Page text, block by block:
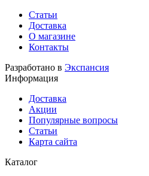
Статьи
Доставка
О магазине
Контакты
Разработано в Экспансия
Информация
Доставка
Акции
Популярные вопросы
Статьи
Карта сайта
Каталог